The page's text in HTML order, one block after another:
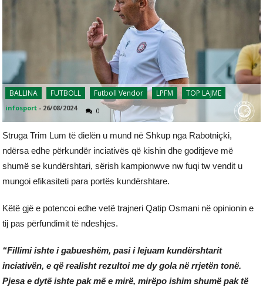
BALLINA FUTBOLL Futboll Vendor LPFM TOP LAJME
infosport - 26/08/2024 0
Struga Trim Lum të dielën u mund në Shkup nga Rabotniçki,
ndërsa edhe përkundër inciativës që kishin dhe goditjeve më
shumë se kundërshtari, sërish kampionwve nw fuqi tw vendit u
mungoi efikasiteti para portës kundërshtare.
Këtë gjë e potencoi edhe vetë trajneri Qatip Osmani në opinionin e
tij pas përfundimit të ndeshjes.
“Fillimi ishte i gabueshëm, pasi i lejuam kundërshtarit
inciativën, e që realisht rezultoi me dy gola në rrjetën tonë.
Pjesa e dytë ishte pak më e mirë, mirëpo ishim shumë pak të